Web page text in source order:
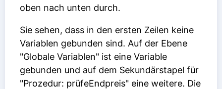
oben nach unten durch.
Sie sehen, dass in den ersten Zeilen keine
Variablen gebunden sind. Auf der Ebene
"Globale Variablen" ist eine Variable
gebunden und auf dem Sekundärstapel für
"Prozedur: prüfeEndpreis" eine weitere. Die